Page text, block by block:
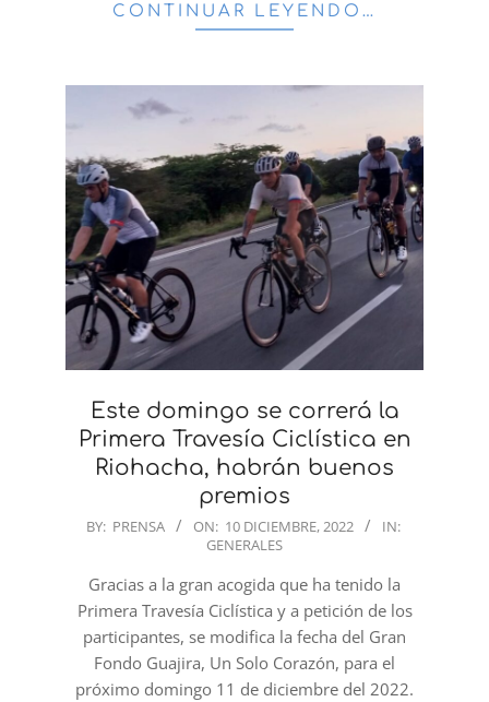
CONTINUAR LEYENDO…
Este domingo se correrá la
Primera Travesía Ciclística en
Riohacha, habrán buenos
premios
2022-
BY: PRENSA ON: 10 DICIEMBRE, 2022
IN:
GENERALES
Gracias a la gran acogida que ha tenido la
Primera Travesía Ciclística y a petición de los
participantes, se modifica la fecha del Gran
Fondo Guajira, Un Solo Corazón, para el
próximo domingo 11 de diciembre del 2022.